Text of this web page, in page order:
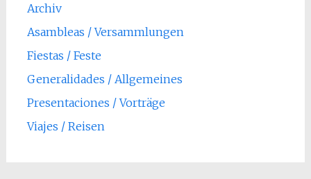
Archiv
Asambleas / Versammlungen
Fiestas / Feste
Generalidades / Allgemeines
Presentaciones / Vorträge
Viajes / Reisen